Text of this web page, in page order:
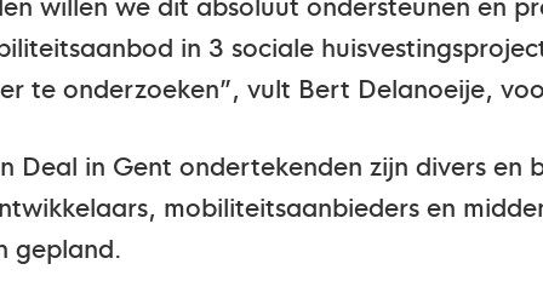
in 3 sociale
te onderzoeken”, vult Bert Delanoeije,
Deal in Gent ondertekenden zijn divers en
mobiliteitsaanbieders en
gepland.